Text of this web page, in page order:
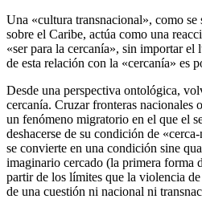
Una «cultura transnacional», como se
sobre el Caribe, actúa como una
«ser para la cercanía», sin importar el
de esta relación con la «cercanía» es
Desde una perspectiva ontológica,
cercanía. Cruzar fronteras nacionales
un fenómeno migratorio en el que el
deshacerse de su condición de
se convierte en una condición sine
imaginario cercado (la primera forma
partir de los límites que la violencia
de una cuestión ni nacional ni